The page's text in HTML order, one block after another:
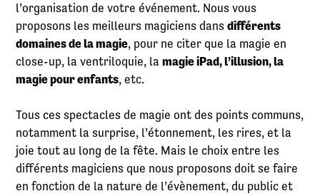
l’organisation de votre événement. Nous vous
proposons les meilleurs magiciens dansdifférents
domaines de la magie, pour ne citer que la magie en
close-up, la ventriloquie, lamagie iPad, l’illusion, la
magie pour enfants, etc.
Tous ces spectacles de magie ont des points communs,
notamment la surprise, l’étonnement, les rires, et la
joie tout au long de la fête. Mais le choix entre les
différents magiciens que nous proposons doit se faire
en fonction de la nature de l’évènement, du public et